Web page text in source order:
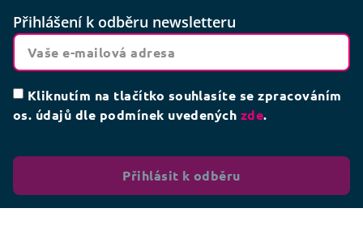
Přihlášení k odběru newsletteru
Kliknutím na tlačítko souhlasíte se zpracováním
os. údajů dle podmínek uvedených zde.
Přihlásit k odběru